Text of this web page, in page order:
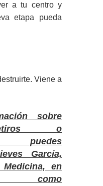
a tu centro y
etapa pueda
Viene a
sobre
o
puedes
García,
en
como